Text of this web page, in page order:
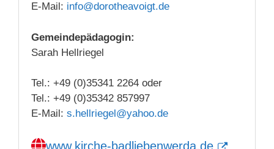
E-Mail: info@dorotheavoigt.de
Gemeindepädagogin:
Sarah Hellriegel
Tel.: +49 (0)35341 2264 oder
Tel.: +49 (0)35342 857997
E-Mail: s.hellriegel@yahoo.de
www.kirche-badliebenwerda.de